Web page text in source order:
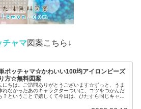
チャマ図案こちら↓
ポッチャマ☆かわいい100均アイロンビーズ
方☆無料図案
にちは。ご訪問ありがとうございます☆ずっと、うま
れなかったあのキャラクターついに、コツをつかんだ
？ということで嬉しくて今日は、ひたすら同じキャラ